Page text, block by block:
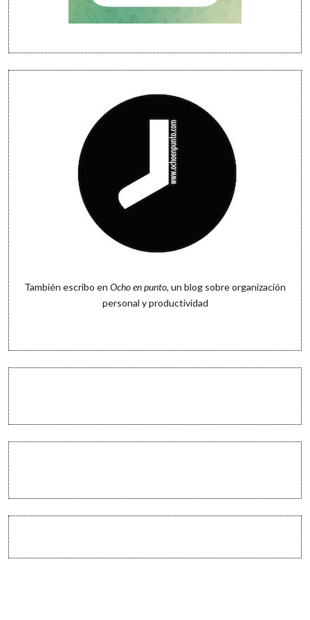
También escribo en Ocho en punto, un blog sobre organización
personal y productividad